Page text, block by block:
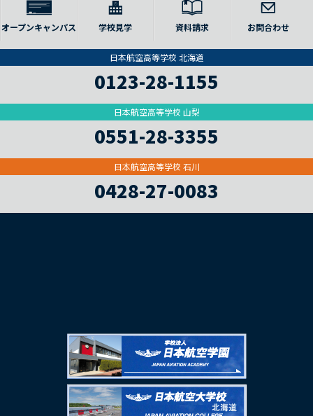
オープンキャンパス 学校見学 資料請求 お問合わせ
日本航空高等学校 北海道
0123-28-1155
日本航空高等学校 山梨
0551-28-3355
日本航空高等学校 石川
0428-27-0083